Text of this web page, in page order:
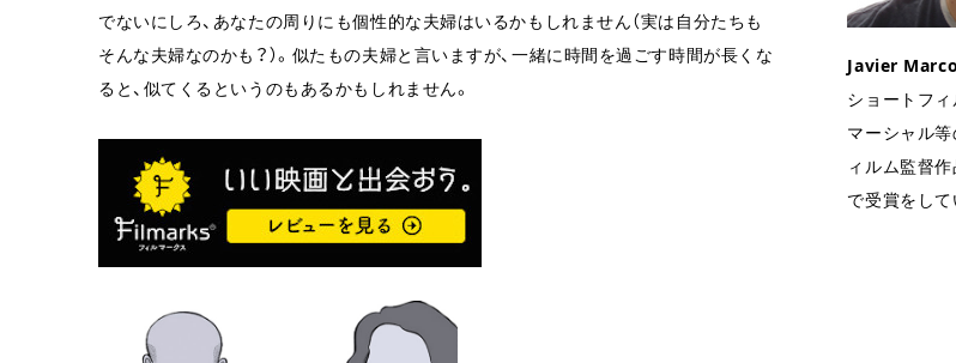
でないにしろ、あなたの周りにも個性的な夫婦はいるかもしれません（実は自分たちも
そんな夫婦なのかも？）。似たもの夫婦と言いますが、一緒に時間を過ごす時間が長くな
ると、似てくるというのもあるかもしれません。
Javier Marco
ショートフィ
マーシャル等
ィルム監督
で受賞をして